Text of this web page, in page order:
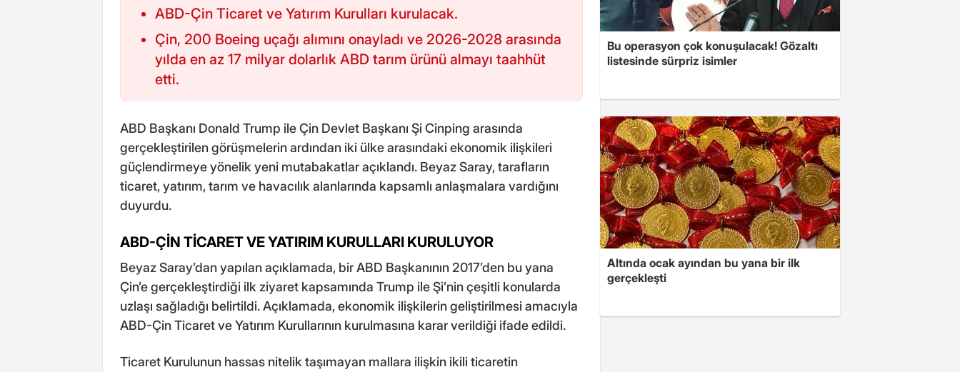
ABD-Çin Ticaret ve Yatırım Kurulları kurulacak.
Çin, 200 Boeing uçağı alımını onayladı ve 2026-2028 arasında
yılda en az 17 milyar dolarlık ABD tarım ürünü almayı taahhüt
etti.
ABD Başkanı Donald Trump ile Çin Devlet Başkanı Şi Cinping arasında
gerçekleştirilen görüşmelerin ardından iki ülke arasındaki ekonomik ilişkileri
güçlendirmeye yönelik yeni mutabakatlar açıklandı. Beyaz Saray, tarafların
ticaret, yatırım, tarım ve havacılık alanlarında kapsamlı anlaşmalara vardığını
duyurdu.
ABD-ÇİN TİCARET VE YATIRIM KURULLARI KURULUYOR
Beyaz Saray’dan yapılan açıklamada, bir ABD Başkanının 2017’den bu yana
Çin’e gerçekleştirdiği ilk ziyaret kapsamında Trump ile Şi’nin çeşitli konularda
uzlaşı sağladığı belirtildi. Açıklamada, ekonomik ilişkilerin geliştirilmesi amacıyla
ABD-Çin Ticaret ve Yatırım Kurullarının kurulmasına karar verildiği ifade edildi.
Ticaret Kurulunun hassas nitelik taşımayan mallara ilişkin ikili ticaretin
Bu operasyon çok konuşulacak! Gözaltı
listesinde sürpriz isimler
Altında ocak ayından bu yana bir ilk
gerçekleşti